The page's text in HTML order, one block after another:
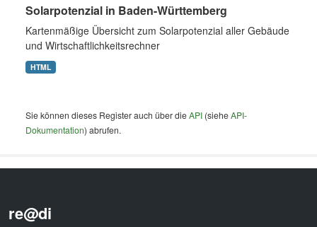
Solarpotenzial in Baden-Württemberg
Kartenmäßige Übersicht zum Solarpotenzial aller Gebäude
und Wirtschaftlichkeitsrechner
HTML
Sie können dieses Register auch über dieAPI (sieheAPI-
Dokumentation) abrufen.
re@di